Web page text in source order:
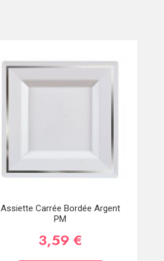
Assiette Carrée Bordée Argent
PM
3,59 €